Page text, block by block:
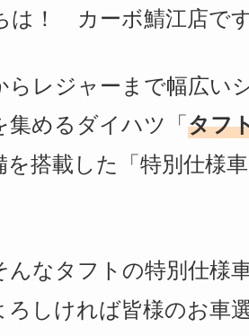
は！ カーボ鯖江店で
らレジャーまで幅広い
集めるダイハツ「タフ
を搭載した「特別仕様
んなタフトの特別仕様
ろしければ皆様のお車